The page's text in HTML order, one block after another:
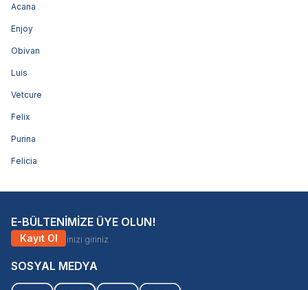
Acana
Enjoy
Obivan
Luis
Vetcure
Felix
Purina
Felicia
E-BÜLTENİMİZE ÜYE OLUN!
Kayıt Ol
SOSYAL MEDYA